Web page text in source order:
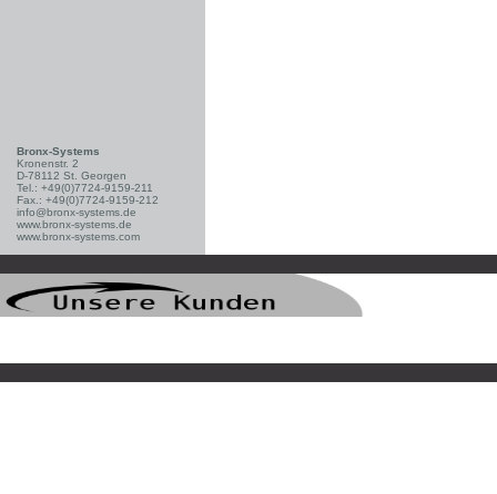
Bronx-Systems
Kronenstr. 2
D-78112 St. Georgen
Tel.: +49(0)7724-9159-211
Fax.: +49(0)7724-9159-212
info@bronx-systems.de
www.bronx-systems.de
www.bronx-systems.com